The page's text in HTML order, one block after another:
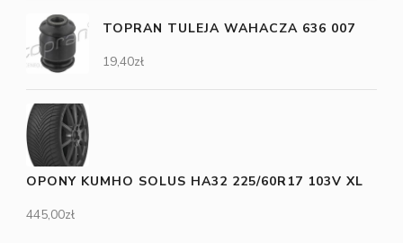
TOPRAN TULEJA WAHACZA 636 007
19,40zł
OPONY KUMHO SOLUS HA32 225/60R17 103V XL
445,00zł